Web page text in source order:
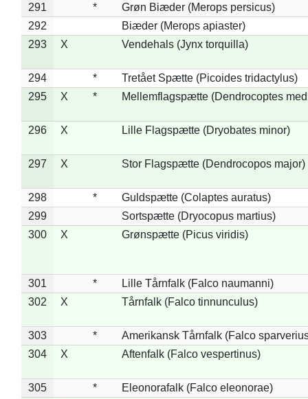
291 *
Grøn Biæder (Merops persicus)
292
Biæder (Merops apiaster)
293
X Vendehals (Jynx torquilla)
294 *
Tretået Spætte (Picoides tridactylus)
295
X * Mellemflagspætte (Dendrocoptes
296 X Lille Flagspætte (Dryobates minor)
297 X Stor Flagspætte (Dendrocopos major)
298 *
Guldspætte (Colaptes auratus)
299
Sortspætte (Dryocopus martius)
300
X Grønspætte (Picus viridis)
301 *
Lille Tårnfalk (Falco naumanni)
302
X Tårnfalk (Falco tinnunculus)
303 *
Amerikansk Tårnfalk (Falco
304
X Aftenfalk (Falco vespertinus)
305 *
Eleonorafalk (Falco eleonorae)